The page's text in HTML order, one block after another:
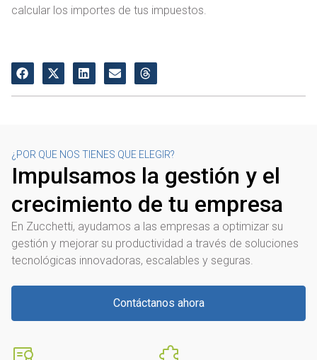
calcular los importes de tus impuestos.
¿POR QUE NOS TIENES QUE ELEGIR?
Impulsamos la gestión y el
crecimiento de tu empresa
En Zucchetti, ayudamos a las empresas a optimizar su
gestión y mejorar su productividad a través de soluciones
tecnológicas innovadoras, escalables y seguras.
Contáctanos ahora